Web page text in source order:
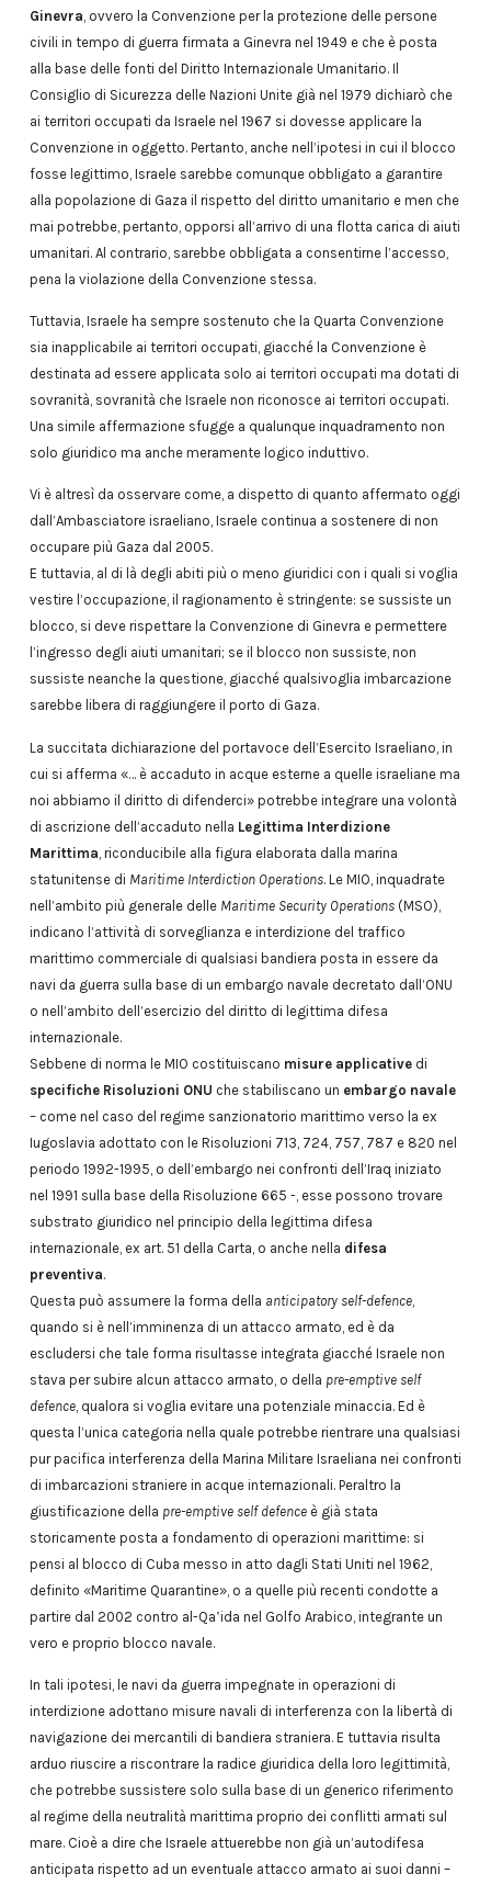
Ginevra , ovvero la Convenzione per la protezione delle persone
civili in tempo di guerra firmata a Ginevra nel 1949 e che è posta
alla base delle fonti del Diritto Internazionale Umanitario. Il
Consiglio di Sicurezza delle Nazioni Unite già nel 1979 dichiarò che
ai territori occupati da Israele nel 1967 si dovesse applicare la
Convenzione in oggetto. Pertanto, anche nell’ipotesi in cui il blocco
fosse legittimo, Israele sarebbe comunque obbligato a garantire
alla popolazione di Gaza il rispetto del diritto umanitario e men che
mai potrebbe, pertanto, opporsi all’arrivo di una flotta carica di aiuti
umanitari. Al contrario, sarebbe obbligata a consentirne l’accesso,
pena la violazione della Convenzione stessa.
Tuttavia, Israele ha sempre sostenuto che la Quarta Convenzione
sia inapplicabile ai territori occupati, giacché la Convenzione è
destinata ad essere applicata solo ai territori occupati ma dotati di
sovranità, sovranità che Israele non riconosce ai territori occupati.
Una simile affermazione sfugge a qualunque inquadramento non
solo giuridico ma anche meramente logico induttivo.
Vi è altresì da osservare come, a dispetto di quanto affermato oggi
dall’Ambasciatore israeliano, Israele continua a sostenere di non
occupare più Gaza dal 2005.
E tuttavia, al di là degli abiti più o meno giuridici con i quali si voglia
vestire l’occupazione, il ragionamento è stringente: se sussiste un
blocco, si deve rispettare la Convenzione di Ginevra e permettere
l’ingresso degli aiuti umanitari; se il blocco non sussiste, non
sussiste neanche la questione, giacché qualsivoglia imbarcazione
sarebbe libera di raggiungere il porto di Gaza.
La succitata dichiarazione del portavoce dell’Esercito Israeliano, in
cui si afferma «… è accaduto in acque esterne a quelle israeliane ma
noi abbiamo il diritto di difenderci» potrebbe integrare una volontà
di ascrizione dell’accaduto nella Legittima Interdizione
Marittima , riconducibile alla figura elaborata dalla marina
statunitense di Maritime Interdiction Operations. Le MIO, inquadrate
nell’ambito più generale delle Maritime Security Operations(MSO),
indicano l’attività di sorveglianza e interdizione del traffico
marittimo commerciale di qualsiasi bandiera posta in essere da
navi da guerra sulla base di un embargo navale decretato dall’ONU
o nell’ambito dell’esercizio del diritto di legittima difesa
internazionale.
Sebbene di norma le MIO costituiscano misure applicativedi
specifiche Risoluzioni ONU che stabiliscano un embargo navale
– come nel caso del regime sanzionatorio marittimo verso la ex
Iugoslavia adottato con le Risoluzioni 713, 724, 757, 787 e 820 nel
periodo 1992-1995, o dell’embargo nei confronti dell’Iraq iniziato
nel 1991 sulla base della Risoluzione 665 -, esse possono trovare
substrato giuridico nel principio della legittima difesa
internazionale, ex art. 51 della Carta, o anche nella difesa
preventiva.
Questa può assumere la forma della anticipatory self-defence,
quando si è nell’imminenza di un attacco armato, ed è da
escludersi che tale forma risultasse integrata giacché Israele non
stava per subire alcun attacco armato, o della pre-emptive self
defence, qualora si voglia evitare una potenziale minaccia. Ed è
questa l’unica categoria nella quale potrebbe rientrare una qualsiasi
pur pacifica interferenza della Marina Militare Israeliana nei confronti
di imbarcazioni straniere in acque internazionali. Peraltro la
giustificazione della pre-emptive self defenceè già stata
storicamente posta a fondamento di operazioni marittime: si
pensi al blocco di Cuba messo in atto dagli Stati Uniti nel 1962,
definito «Maritime Quarantine», o a quelle più recenti condotte a
partire dal 2002 contro al-Qa‛ida nel Golfo Arabico, integrante un
vero e proprio blocco navale.
In tali ipotesi, le navi da guerra impegnate in operazioni di
interdizione adottano misure navali di interferenza con la libertà di
navigazione dei mercantili di bandiera straniera. E tuttavia risulta
arduo riuscire a riscontrare la radice giuridica della loro legittimità,
che potrebbe sussistere solo sulla base di un generico riferimento
al regime della neutralità marittima proprio dei conflitti armati sul
mare. Cioè a dire che Israele attuerebbe non già un’autodifesa
anticipata rispetto ad un eventuale attacco armato ai suoi danni –